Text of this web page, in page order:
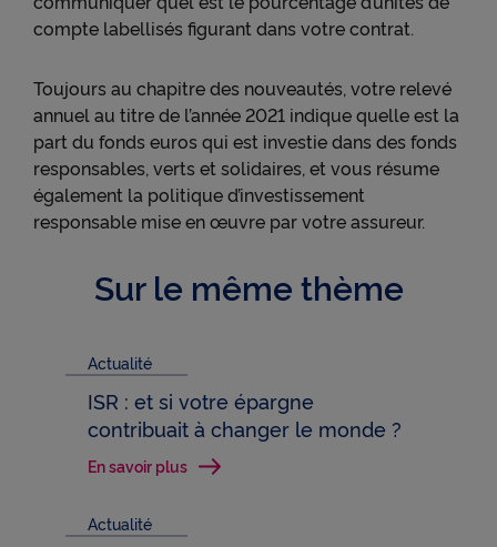
compte labellisés figurant dans votre contrat.
Toujours au chapitre des nouveautés, votre relevé
annuel au titre de l’année 2021 indique quelle est la
part du fonds euros qui est investie dans des fonds
responsables, verts et solidaires, et vous résume
également la politique d’investissement
responsable mise en œuvre par votre assureur.
Sur le même thème
Actualité
ISR : et si votre épargne
contribuait à changer le monde ?
En savoir plus
Actualité
navigation, y compris hors du Site
● permettre de lire les messages de X (tweets) sur
ces tweets et collecte des données qu'il peut
exploiter à des fins de publicité ciblée.
Pour obtenir plus d'information sur les cookies, vous
pouvez consulter notreCharte relative aux cookies.
En cliquant sur « Continuer sans accepter » vous
au bon fonctionnement du Site et/ou à vous
apporter un confort de navigation seront déposés.